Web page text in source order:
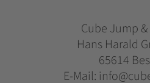
Cube Jump
Hans Harald
65614
E-Mail: